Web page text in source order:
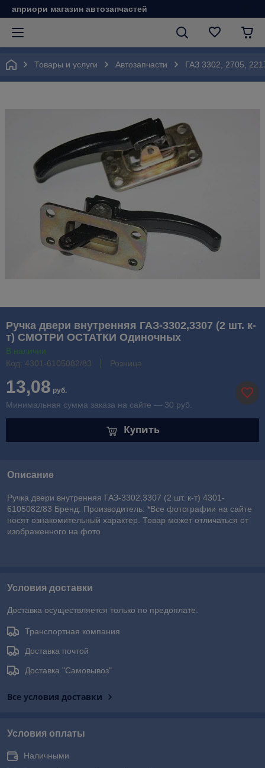
априори магазин автозапчастей
Товары и услуги Автозапчасти ГАЗ 3302, 2705,
Ручка двери внутренняя ГАЗ-3302,3307 (2 шт. к-
т) СМОТРИ ОСТАТКИ Одиночных
В наличии
Код: 4301-6105082/83
Розница
13,08 руб.
Минимальная сумма заказа на сайте — 30 руб.
Купить
Описание
Ручка двери внутренняя ГАЗ-3302,3307 (2 шт. к-т) 4301-
6105082/83 Бренд: Производитель: *Все фотографии на сайте
носят ознакомительный характер. Товар может отличаться от
изображенного на фото
Условия доставки
Доставка осуществляется только по предоплате.
Транспортная компания
Доставка почтой
Доставка "Самовывоз"
Все условия доставки
Условия оплаты
Наличными